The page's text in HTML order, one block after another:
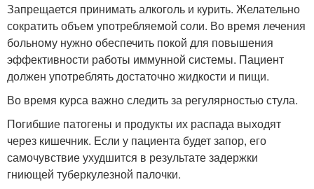
Запрещается принимать алкоголь и курить. Желательно
сократить объем употребляемой соли. Во время лечения
больному нужно обеспечить покой для повышения
эффективности работы иммунной системы. Пациент
должен употреблять достаточно жидкости и пищи.
Во время курса важно следить за регулярностью стула.
Погибшие патогены и продукты их распада выходят
через кишечник. Если у пациента будет запор, его
самочувствие ухудшится в результате задержки
гниющей туберкулезной палочки.